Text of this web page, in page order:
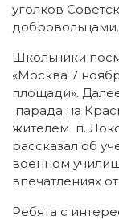
уголков
добровольцами.
Школьники
«Москва 7
площади».
парада на
жителем п.
рассказал об
военном
впечатлениях
Ребята с